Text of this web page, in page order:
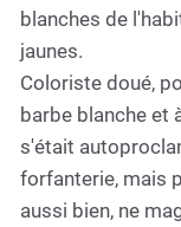
blanches de
jaunes.
Coloriste doué,
barbe blanche et
s'était
forfanterie, mais
aussi bien, ne